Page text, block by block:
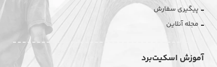
پیگیری سفارش
مجله آنلاین
آموزش اسکیت‌برد